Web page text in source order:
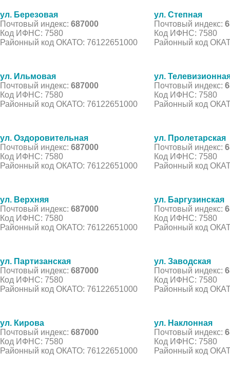
ул. Березовая
Почтовый индекс: 687000
Код ИФНС: 7580
Районный код ОКАТО: 76122651000
ул. Степная
Почтовый индекс:
Код ИФНС: 7580
Районный код
ул. Ильмовая
Почтовый индекс: 687000
Код ИФНС: 7580
Районный код ОКАТО: 76122651000
ул.
Почтовый индекс:
Код ИФНС: 7580
Районный код
ул. Оздоровительная
Почтовый индекс: 687000
Код ИФНС: 7580
Районный код ОКАТО: 76122651000
ул. Пролетарская
Почтовый индекс:
Код ИФНС: 7580
Районный код
ул. Верхняя
Почтовый индекс: 687000
Код ИФНС: 7580
Районный код ОКАТО: 76122651000
ул. Баргузинская
Почтовый индекс:
Код ИФНС: 7580
Районный код
ул. Партизанская
Почтовый индекс: 687000
Код ИФНС: 7580
Районный код ОКАТО: 76122651000
ул. Заводская
Почтовый индекс:
Код ИФНС: 7580
Районный код
ул. Кирова
Почтовый индекс: 687000
Код ИФНС: 7580
Районный код ОКАТО: 76122651000
ул. Наклонная
Почтовый индекс:
Код ИФНС: 7580
Районный код